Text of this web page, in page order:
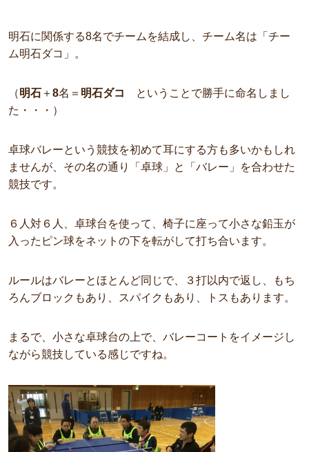
明石に関係する8名でチームを結成し、チーム名は「チー
ム明石ダコ」。
（明石＋8名＝ 明石ダコ
ということで勝手に命名しまし
た・・・）
卓球バレーという競技を初めて耳にする方も多いかもしれ
ませんが、その名の通り「 卓球」と「バレー」を合わせた
競技です。
６人対６人、卓球台を使って、椅子に座って小さな鉛玉が
入ったピン球をネットの下を転がして打ち合います。
ルールはバレーとほとんど同じで、３打以内で返し、もち
ろんブロックもあり、スパイクもあり、トスもあります。
まるで、小さな卓球台の上で、バレーコートをイメージし
ながら競技している感じですね。